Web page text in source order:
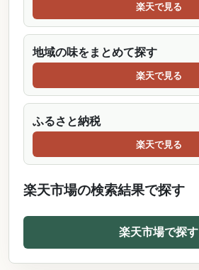
楽天で見る
地域の味をまとめて探す
楽天で見る
ふるさと納税
楽天で見る
楽天市場の検索結果で探す
楽天市場で探す